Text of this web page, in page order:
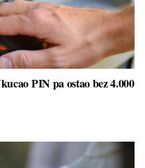
PIN pa ostao bez 4.000